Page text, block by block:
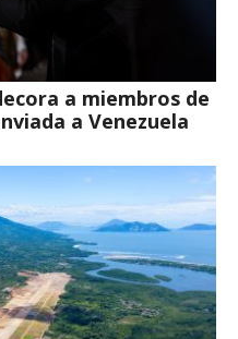
a miembros de
a Venezuela